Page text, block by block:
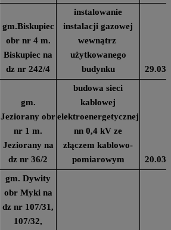
gm.Biskupiec
obr nr 4 m.
Biskupiec na
dz nr 242/4
instalowanie
instalacji gazowej
wewnątrz
użytkowanego
budynku
gm.
Jeziorany obr
nr 1 m.
Jeziorany na
dz nr 36/2
budowa sieci
kablowej
elektroenergetycznej
nn 0,4 kV ze
złączem kablowo-
pomiarowym
gm. Dywity
obr Myki na
dz nr 107/31,
107/32,